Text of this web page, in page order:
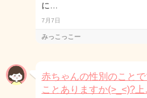
に…
7月7日
みっこっこー
赤ちゃんの性別のこと
ことありますか(>_<)?